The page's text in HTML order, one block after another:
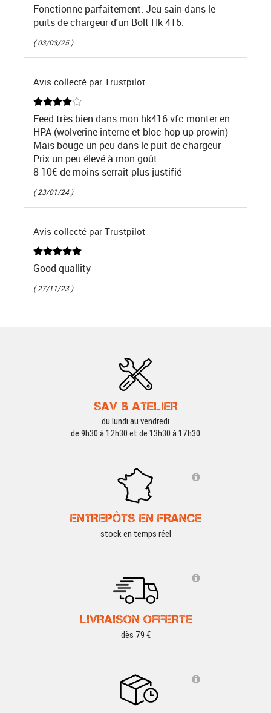
Fonctionne parfaitement. Jeu sain dans le
puits de chargeur d'un Bolt Hk 416.
( 03/03/25 )
Avis collecté par Trustpilot
Feed très bien dans mon hk416 vfc monter en
HPA (wolverine interne et bloc hop up prowin)
Mais bouge un peu dans le puit de chargeur
Prix un peu élevé à mon goût
8-10€ de moins serrait plus justifié
( 23/01/24 )
Avis collecté par Trustpilot
Good quallity
( 27/11/23 )
SAV & ATELIER
du lundi au vendredi
de 9h30 à 12h30 et de 13h30 à 17h30
ENTREPÔTS EN FRANCE
stock en temps réel
LIVRAISON OFFERTE
dès 79 €